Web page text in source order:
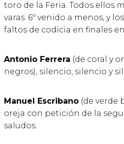
toro de la Feria. Todos ellos
varas. 6º venido a menos, y
faltos de codicia en finales
Antonio Ferrera (de coral y
negros), silencio, silencio y
Manuel Escribano (de verde
oreja con petición de la
saludos.